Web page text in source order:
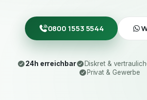
0800 1553 5544
24h erreichbar Diskret & vertraulich
Privat & Gewerbe